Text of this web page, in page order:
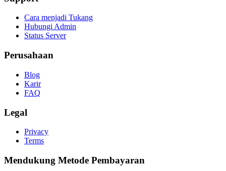
Cara menjadi Tukang
Hubungi Admin
Status Server
Perusahaan
Blog
Karir
FAQ
Legal
Privacy
Terms
Mendukung Metode Pembayaran